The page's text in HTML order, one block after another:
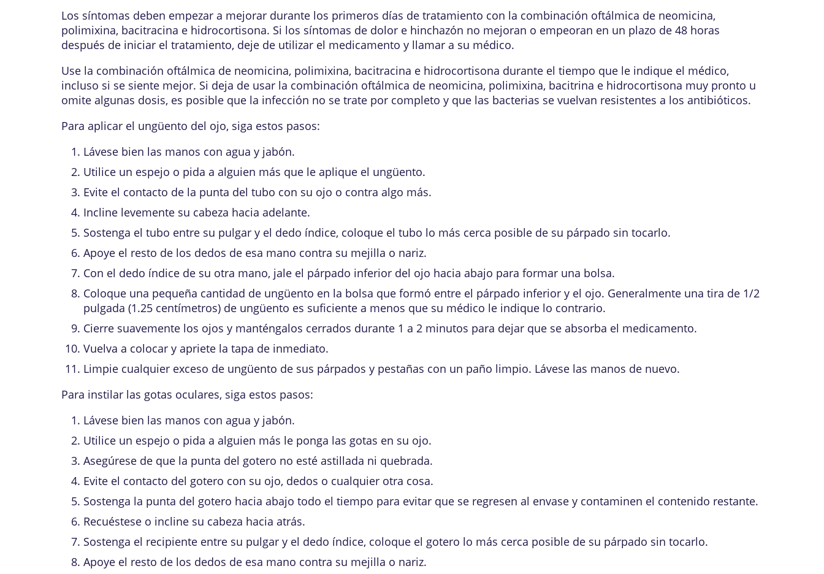
Los síntomas deben empezar a mejorar durante los primeros días de tratamiento con la combinación oftálmica de neomicina,
polimixina, bacitracina e hidrocortisona. Si los síntomas de dolor e hinchazón no mejoran o empeoran en un plazo de 48 horas
después de iniciar el tratamiento, deje de utilizar el medicamento y llamar a su médico.
Use la combinación oftálmica de neomicina, polimixina, bacitracina e hidrocortisona durante el tiempo que le indique el médico,
incluso si se siente mejor. Si deja de usar la combinación oftálmica de neomicina, polimixina, bacitrina e hidrocortisona muy pronto u
omite algunas dosis, es posible que la infección no se trate por completo y que las bacterias se vuelvan resistentes a los antibióticos.
Para aplicar el ungüento del ojo, siga estos pasos:
Lávese bien las manos con agua y jabón.
Utilice un espejo o pida a alguien más que le aplique el ungüento.
Evite el contacto de la punta del tubo con su ojo o contra algo más.
Incline levemente su cabeza hacia adelante.
Sostenga el tubo entre su pulgar y el dedo índice, coloque el tubo lo más cerca posible de su párpado sin tocarlo.
Apoye el resto de los dedos de esa mano contra su mejilla o nariz.
Con el dedo índice de su otra mano, jale el párpado inferior del ojo hacia abajo para formar una bolsa.
Coloque una pequeña cantidad de ungüento en la bolsa que formó entre el párpado inferior y el ojo. Generalmente una tira de 1/2
pulgada (1.25 centímetros) de ungüento es suficiente a menos que su médico le indique lo contrario.
Cierre suavemente los ojos y manténgalos cerrados durante 1 a 2 minutos para dejar que se absorba el medicamento.
Vuelva a colocar y apriete la tapa de inmediato.
Limpie cualquier exceso de ungüento de sus párpados y pestañas con un paño limpio. Lávese las manos de nuevo.
Para instilar las gotas oculares, siga estos pasos:
Lávese bien las manos con agua y jabón.
Utilice un espejo o pida a alguien más le ponga las gotas en su ojo.
Asegúrese de que la punta del gotero no esté astillada ni quebrada.
Evite el contacto del gotero con su ojo, dedos o cualquier otra cosa.
Sostenga la punta del gotero hacia abajo todo el tiempo para evitar que se regresen al envase y contaminen el contenido restante.
Recuéstese o incline su cabeza hacia atrás.
Sostenga el recipiente entre su pulgar y el dedo índice, coloque el gotero lo más cerca posible de su párpado sin tocarlo.
Apoye el resto de los dedos de esa mano contra su mejilla o nariz.